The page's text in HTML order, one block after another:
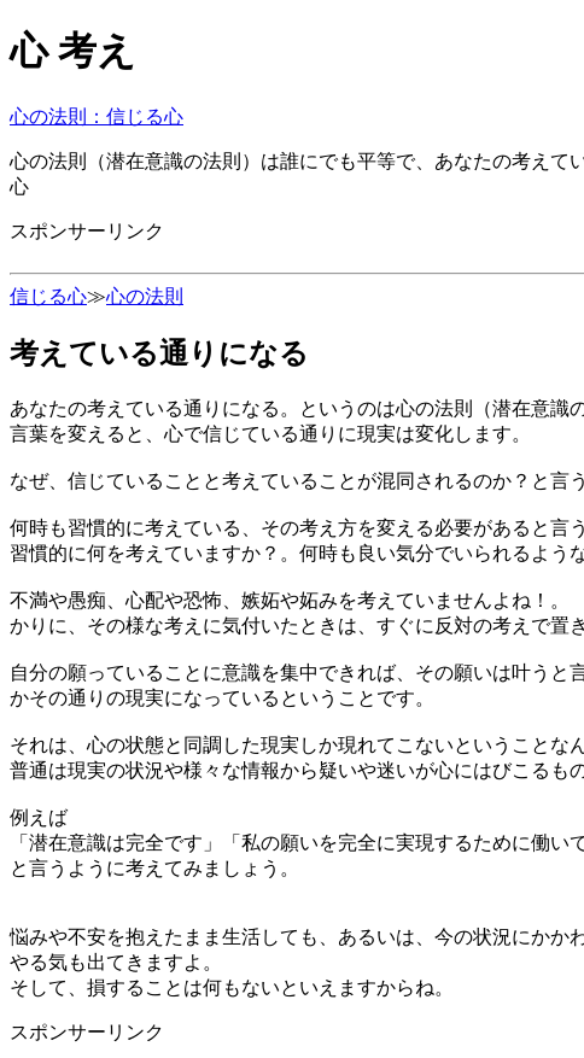
心 考え
心の法則：信じる心
心の法則（潜在意識の法則）は誰にでも平等で、あなたの考え
心
スポンサーリンク
信じる心≫心の法則
考えている通りになる
あなたの考えている通りになる。というのは心の法則（潜在意識
言葉を変えると、心で信じている通りに現実は変化します。
なぜ、信じていることと考えていることが混同されるのか？と言
何時も習慣的に考えている、その考え方を変える必要があると言
習慣的に何を考えていますか？。何時も良い気分でいられるよう
不満や愚痴、心配や恐怖、嫉妬や妬みを考えていませんよね！。
かりに、その様な考えに気付いたときは、すぐに反対の考えで置
自分の願っていることに意識を集中できれば、その願いは叶う
かその通りの現実になっているということです。
それは、心の状態と同調した現実しか現れてこないということな
普通は現実の状況や様々な情報から疑いや迷いが心にはびこるも
例えば
「潜在意識は完全です」「私の願いを完全に実現するために働
と言うように考えてみましょう。
悩みや不安を抱えたまま生活しても、あるいは、今の状況にかか
やる気も出てきますよ。
そして、損することは何もないといえますからね。
スポンサーリンク